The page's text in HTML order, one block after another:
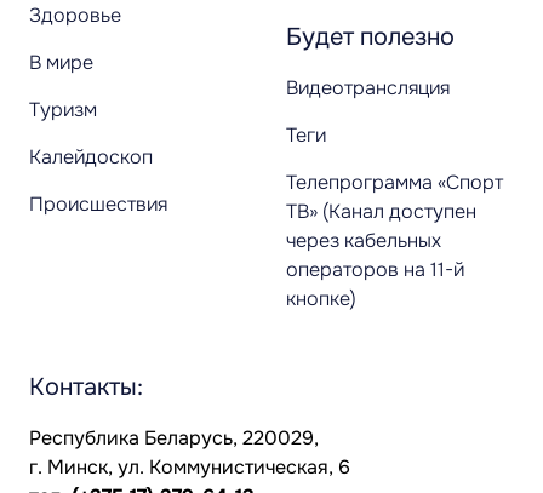
Здоровье
В мире
Туризм
Калейдоскоп
Происшествия
Будет полезно
Видеотрансляция
Теги
Телепрограмма «Спорт
ТВ» (Канал доступен
через кабельных
операторов на 11-й
кнопке)
Контакты:
Республика Беларусь, 220029,
г. Минск, ул. Коммунистическая, 6